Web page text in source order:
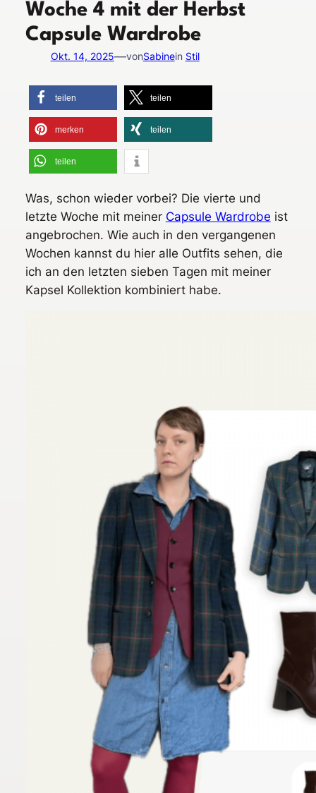
Woche 4 mit der Herbst
Capsule Wardrobe
Okt. 14, 2025—vonSabinein Stil
teilen teilen
merken teilen
teilen
Was, schon wieder vorbei? Die vierte und
letzte Woche mit meiner Capsule Wardrobe ist
angebrochen. Wie auch in den vergangenen
Wochen kannst du hier alle Outfits sehen, die
ich an den letzten sieben Tagen mit meiner
Kapsel Kollektion kombiniert habe.